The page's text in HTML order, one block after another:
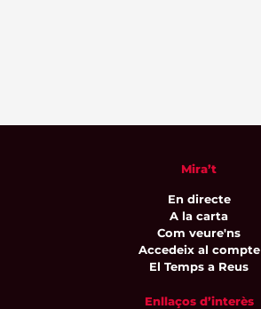
Mira’t
En directe
A la carta
Com veure'ns
Accedeix al compte
El Temps a Reus
Enllaços d’interès